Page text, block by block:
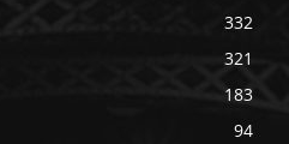
332
321
183
94